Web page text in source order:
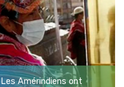
Les Amérindiens ont